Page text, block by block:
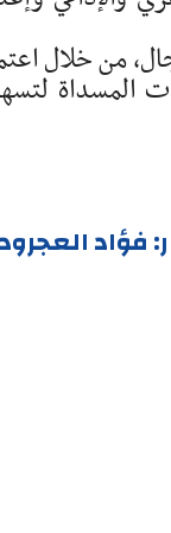
من خلال
المسداة
فؤاد